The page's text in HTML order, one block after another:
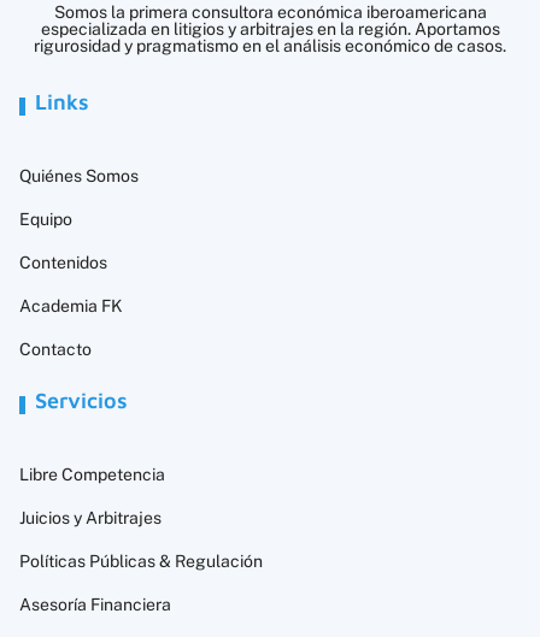
Somos la primera consultora económica iberoamericana
especializada en litigios y arbitrajes en la región. Aportamos
rigurosidad y pragmatismo en el análisis económico de casos.
Links
Quiénes Somos
Equipo
Contenidos
Academia FK
Contacto
Servicios
Libre Competencia
Juicios y Arbitrajes
Políticas Públicas & Regulación
Asesoría Financiera